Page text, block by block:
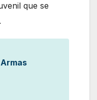
que se